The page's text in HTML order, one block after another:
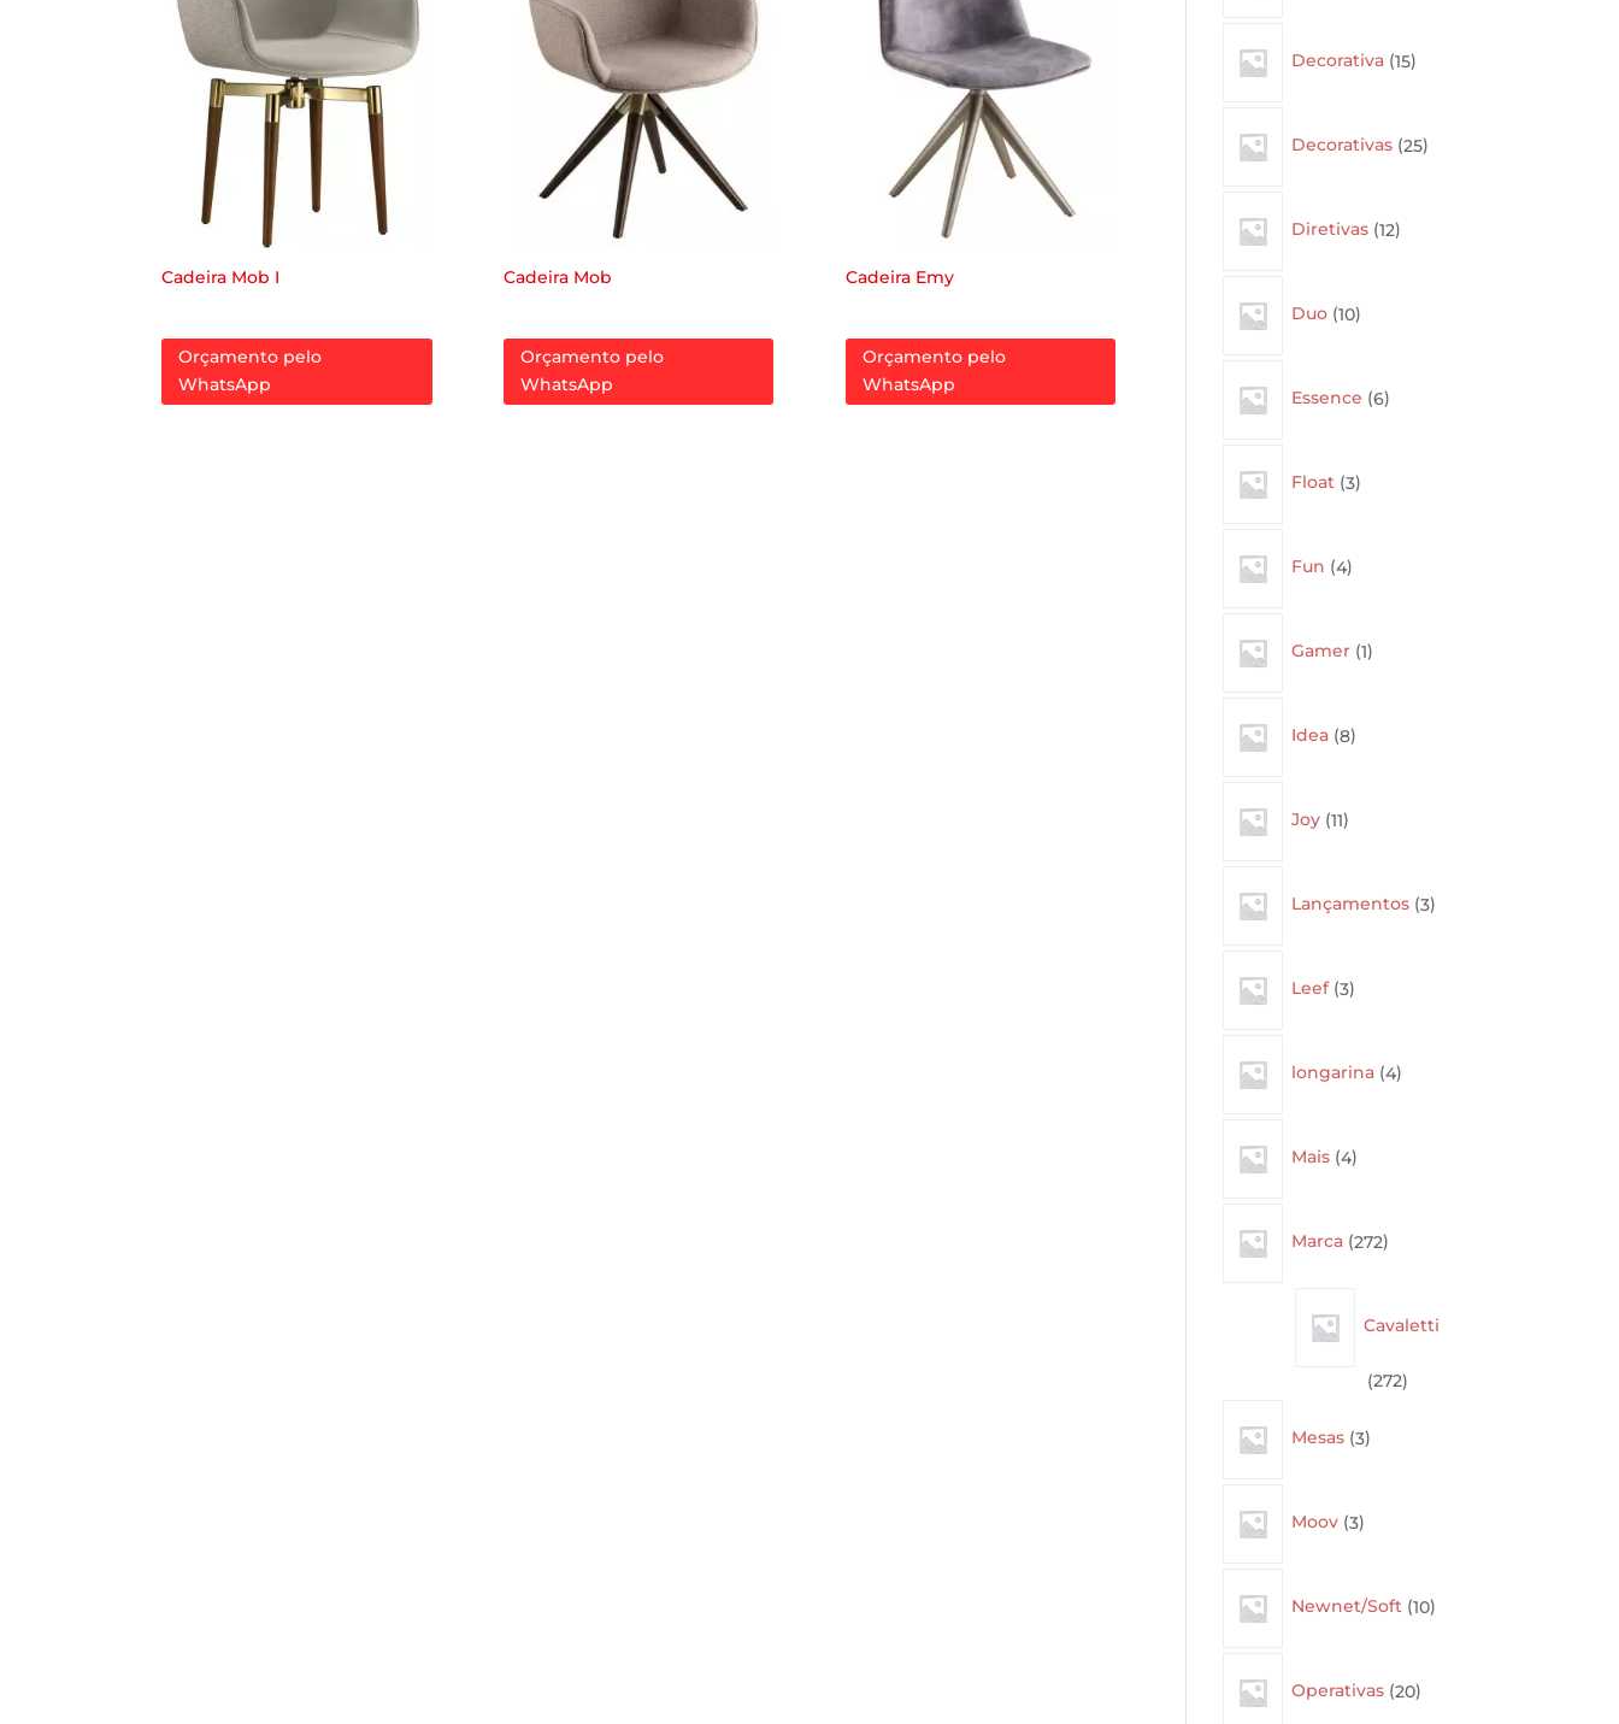
Cadeira Mob I
Orçamento pelo
WhatsApp
Cadeira Mob
Orçamento pelo
WhatsApp
Cadeira Emy
Orçamento pelo
WhatsApp
Decorativa 15products
Decorativas 25products
Diretivas 12products
Duo 10products
Essence 6products
Float 3products
Fun 4products
Gamer 1product
Idea 8products
Joy 11products
Lançamentos 3products
Leef 3products
longarina 4products
Mais 4products
Marca 272products
Cavaletti
272272
Mesas 3products
Moov 3products
Newnet/Soft 10products
Operativas 20products